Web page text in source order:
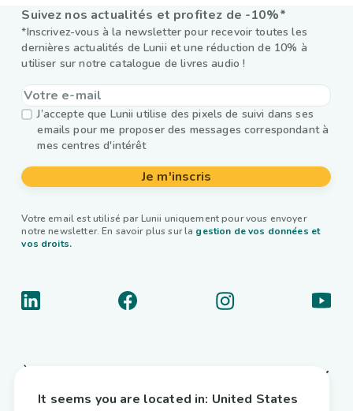
Suivez nos actualités et profitez de -10%*
*Inscrivez-vous à la newsletter pour recevoir toutes les
dernières actualités de Lunii et une réduction de 10% à
utiliser sur notre catalogue de livres audio !
J’accepte que Lunii utilise des pixels de suivi dans ses
emails pour me proposer des messages correspondant à
mes centres d'intérêt
Je m'inscris
Votre email est utilisé par Lunii uniquement pour vous envoyer
notre newsletter. En savoir plus sur la gestion de vos données et
vos droits.
Liens utiles
It seems you are located in: United States